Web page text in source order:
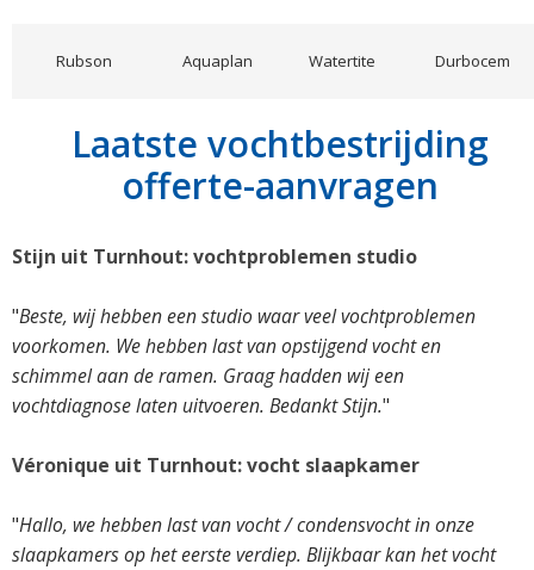
Rubson Aquaplan Watertite Durbocem
Laatste vochtbestrijding
offerte-aanvragen
Stijn uit Turnhout: vochtproblemen studio
"Beste, wij hebben een studio waar veel vochtproblemen
voorkomen. We hebben last van opstijgend vocht en
schimmel aan de ramen. Graag hadden wij een
vochtdiagnose laten uitvoeren. Bedankt Stijn."
Véronique uit Turnhout: vocht slaapkamer
"Hallo, we hebben last van vocht / condensvocht in onze
slaapkamers op het eerste verdiep. Blijkbaar kan het vocht